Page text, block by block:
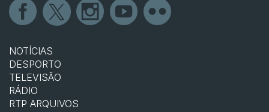
NOTÍCIAS
DESPORTO
TELEVISÃO
RÁDIO
RTP ARQUIVOS